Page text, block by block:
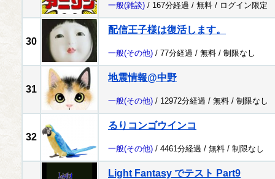
一般(雑談) / 167分経過 / 無料 / ログイン限定
30
配信王子様は復活します。
一般(その他) / 77分経過 / 無料 / 制限なし
31
地震情報@中野
一般(その他) / 12972分経過 / 無料 / 制限なし
32
るりコンゴウインコ
一般(その他) / 4461分経過 / 無料 / 制限なし
Light Fantasy でテスト Part9